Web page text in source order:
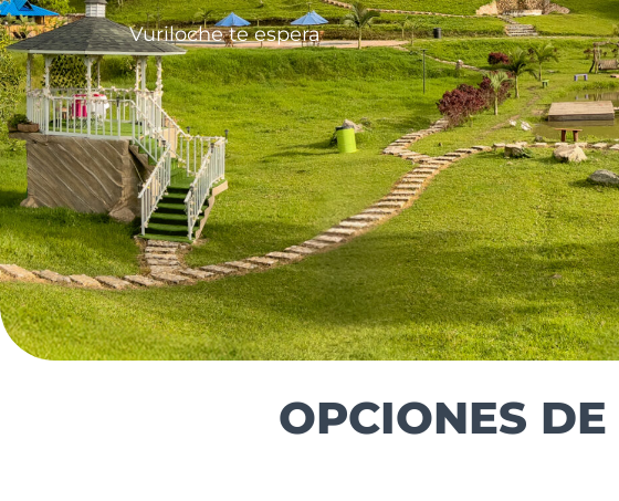
Vuriloche te espera
OPCIONES DE